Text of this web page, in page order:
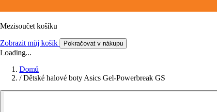
Mezisoučet košíku
Zobrazit můj košík Pokračovat v nákupu
Loading...
Domů
/ Dětské halové boty Asics Gel-Powerbreak GS